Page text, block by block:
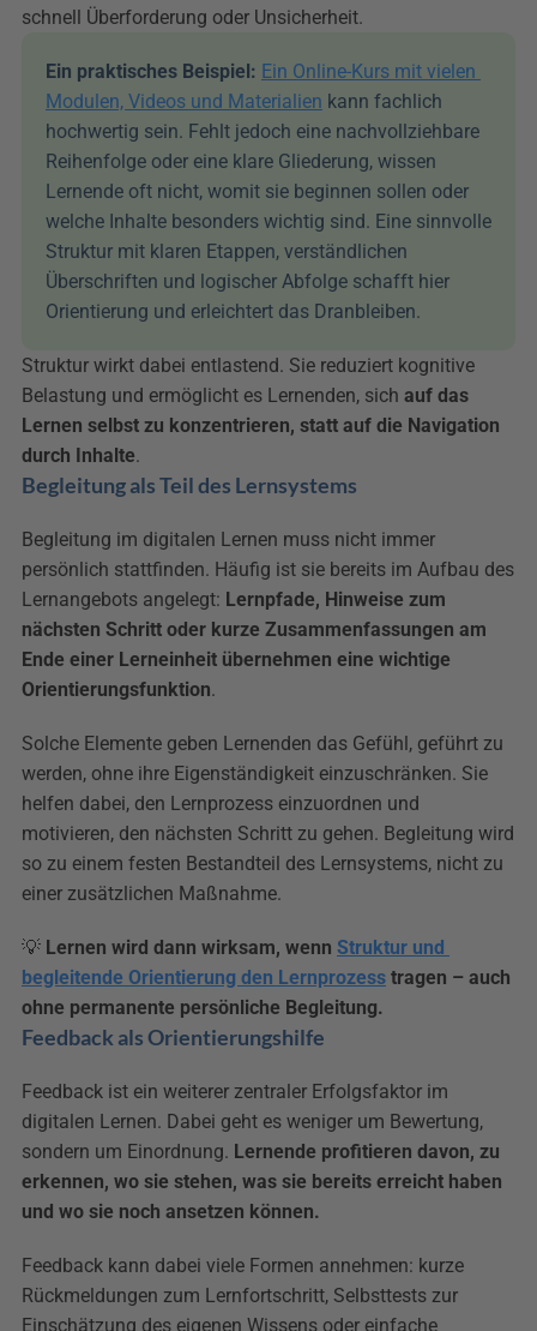
schnell Überforderung oder Unsicherheit.
Ein praktisches Beispiel: Ein Online-Kurs mit vielen
Modulen, Videos und Materialien kann fachlich
hochwertig sein. Fehlt jedoch eine nachvollziehbare
Reihenfolge oder eine klare Gliederung, wissen
Lernende oft nicht, womit sie beginnen sollen oder
welche Inhalte besonders wichtig sind. Eine sinnvolle
Struktur mit klaren Etappen, verständlichen
Überschriften und logischer Abfolge schafft hier
Orientierung und erleichtert das Dranbleiben.
Struktur wirkt dabei entlastend. Sie reduziert kognitive
Belastung und ermöglicht es Lernenden, sich auf das
Lernen selbst zu konzentrieren, statt auf die Navigation
durch Inhalte.
Begleitung als Teil des Lernsystems
Begleitung im digitalen Lernen muss nicht immer
persönlich stattfinden. Häufig ist sie bereits im Aufbau des
Lernangebots angelegt: Lernpfade, Hinweise zum
nächsten Schritt oder kurze Zusammenfassungen am
Ende einer Lerneinheit übernehmen eine wichtige
Orientierungsfunktion.
Solche Elemente geben Lernenden das Gefühl, geführt zu
werden, ohne ihre Eigenständigkeit einzuschränken. Sie
helfen dabei, den Lernprozess einzuordnen und
motivieren, den nächsten Schritt zu gehen. Begleitung wird
so zu einem festen Bestandteil des Lernsystems, nicht zu
einer zusätzlichen Maßnahme.
💡 Lernen wird dann wirksam, wenn Struktur und
begleitende Orientierung den Lernprozess tragen – auch
ohne permanente persönliche Begleitung.
Feedback als Orientierungshilfe
Feedback ist ein weiterer zentraler Erfolgsfaktor im
digitalen Lernen. Dabei geht es weniger um Bewertung,
sondern um Einordnung. Lernende profitieren davon, zu
erkennen, wo sie stehen, was sie bereits erreicht haben
und wo sie noch ansetzen können.
Feedback kann dabei viele Formen annehmen: kurze
Rückmeldungen zum Lernfortschritt, Selbsttests zur
Einschätzung des eigenen Wissens oder einfache